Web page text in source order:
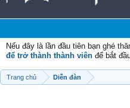
Nếu đây là lần đầu tiên bạn ghé
để trở thành thành viên để bắt
Trang chủ Diễn đàn